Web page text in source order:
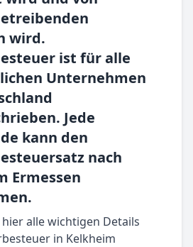
wird.
ist für alle
Unternehmen
Jede
kann den
nach
Ermessen
alle wichtigen Details
in Kelkheim